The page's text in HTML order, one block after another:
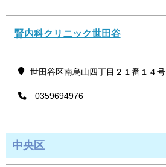
腎内科クリニック世田谷
世田谷区南烏山四丁目２１番１４号
0359694976
中央区